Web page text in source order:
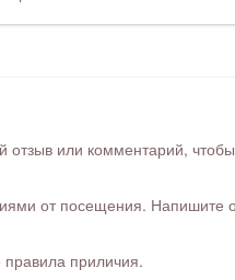
отзыв или комментарий,
от посещения. Напишите
правила приличия.